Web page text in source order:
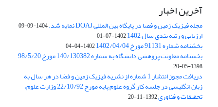
آخرین اخبار
مجله فیزیک زمین و فضا در پایگاه بین المللی DOAJ نمایه شد. 1404-09-09
ارزیابی و رتبه بندی سال 1402 1402-07-01
بخشنامه شماره 91131 مورخ 1402/04/04 1402-04-04
بخشنامه معاونت پژوهشی دانشگاه به شماره 140/130382 مورخ 98/5/20
1398-05-20
دریافت مجوز انتشار 1 شماره از نشریه فیزیک زمین و فضا در هر سال به
زبان انگلیسی در جلسه کار گروه علوم پایه مورخ 22/10/92 وزارت علوم،
تحقیقات و فناوری1392-11-20